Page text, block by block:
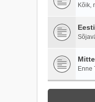
Kõik,
Enne